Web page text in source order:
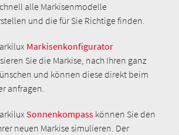
alle Markisenmodelle
und die für Sie Richtige finden.
Markisenkonfigurator
Sie die Markise, nach Ihren ganz
und können diese direkt beim
anfragen.
Sonnenkompass können Sie den
neuen Markise simulieren. Der